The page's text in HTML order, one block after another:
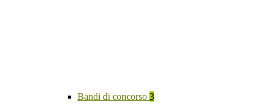
Bandi di concorso 3